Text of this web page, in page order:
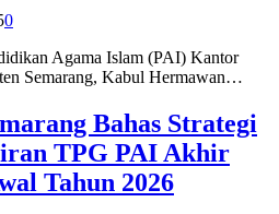
0
Agama Islam (PAI) Kantor
Semarang, Kabul Hermawan…
Bahas Strategi
TPG PAI Akhir
Tahun 2026